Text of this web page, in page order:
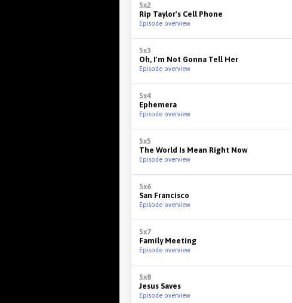
5x2
Rip Taylor's Cell Phone
Episode overview
5x3
Oh, I'm Not Gonna Tell Her
Episode overview
5x4
Ephemera
Episode overview
5x5
The World Is Mean Right Now
Episode overview
5x6
San Francisco
Episode overview
5x7
Family Meeting
Episode overview
5x8
Jesus Saves
Episode overview